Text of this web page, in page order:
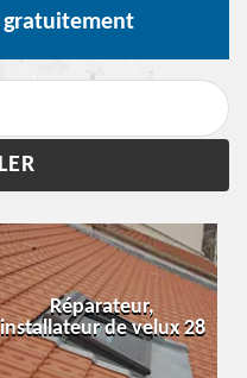
gratuitement
Réparateur,
installateur de velux 28